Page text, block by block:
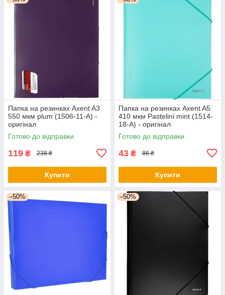
Папка на резинках Axent A3
550 мкм plum (1506-11-A) -
оригінал
Готово до відправки
119 ₴ 238 ₴
Купити
Папка на резинках Axent A5
410 мкм Pastelini mint (1514-
18-A) - оригінал
Готово до відправки
43 ₴ 86 ₴
Купити
–50% –50%